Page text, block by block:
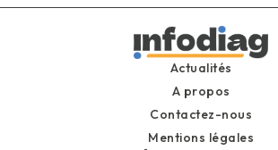
Actualités
A propos
Contactez-nous
Mentions légales